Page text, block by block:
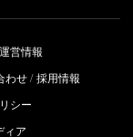
営情報
わせ 採用情報
シー
ィア